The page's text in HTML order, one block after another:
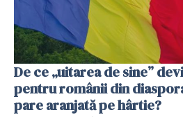
De ce „uitarea de sine”
pentru românii din
pare aranjată pe hârtie?